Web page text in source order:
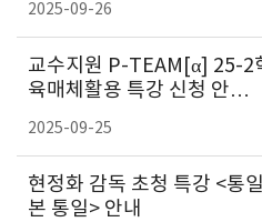
2025-09-26
교수지원 P-TEAM[α] 25-2
육매체활용 특강 신청 안…
2025-09-25
현정화 감독 초청 특강 <통
본 통일> 안내